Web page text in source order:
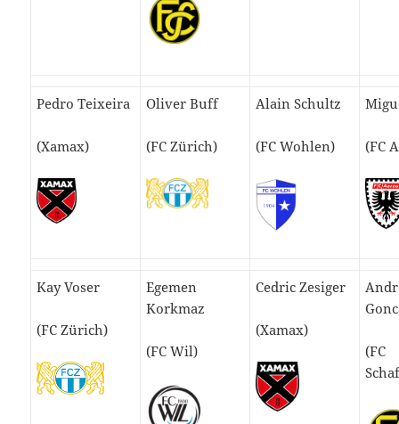
Pedro Teixeira
(Xamax)
Oliver Buff
(FC Zürich)
Alain Schultz
(FC Wohlen) (FC
Kay Voser
(FC Zürich)
Egemen
Korkmaz
(FC Wil)
Cedric Zesiger
(Xamax)
(FC